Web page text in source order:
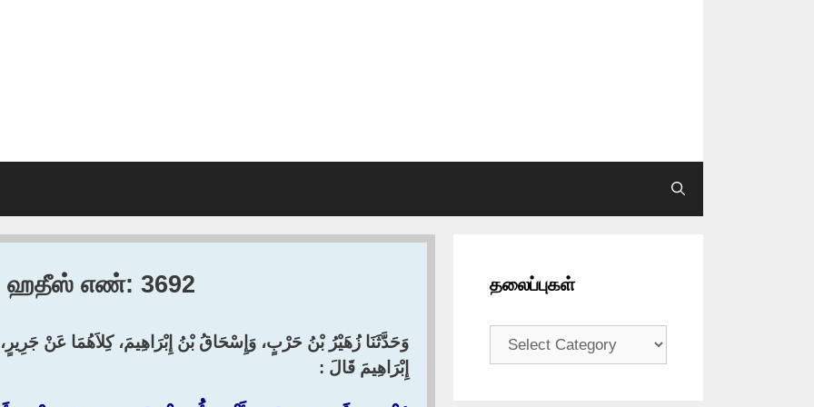
ஹதீஸ் எண்: 3692
وَحَدَّثَنَا زُهَيْرُ بْنُ حَرْبٍ، وَإِسْحَاقُ بْنُ إِبْرَاهِيمَ، كِلاَهُمَا عَنْ
إِبْرَاهِيمَ قَالَ :‏
தலைப்புகள்
தலைப்புகள்